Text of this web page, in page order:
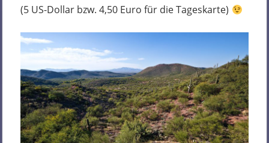
(5 US-Dollar bzw. 4,50 Euro für die Tageskarte)